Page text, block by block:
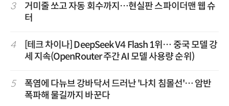
3
거미줄 쏘고 자동 회수까지…현실판 스파이더맨 웹 슈
터
4
[테크 차이나] DeepSeek V4 Flash 1위… 중국 모델 강
세 지속(OpenRouter 주간 AI 모델 사용량 순위)
5
폭염에 다뉴브 강바닥서 드러난 '나치 침몰선'… 암반
폭파해 물길까지 바꾼다